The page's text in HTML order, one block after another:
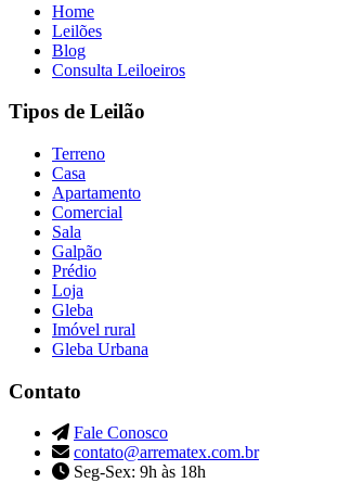
Home
Leilões
Blog
Consulta Leiloeiros
Tipos de Leilão
Terreno
Casa
Apartamento
Comercial
Sala
Galpão
Prédio
Loja
Gleba
Imóvel rural
Gleba Urbana
Contato
Fale Conosco
contato@arrematex.com.br
Seg-Sex: 9h às 18h